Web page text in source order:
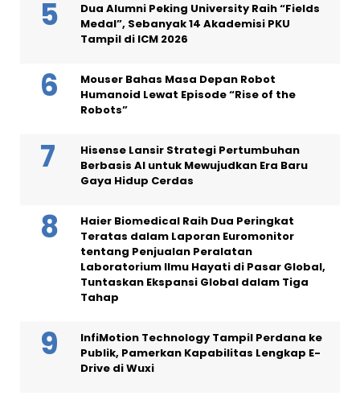
Dua Alumni Peking University Raih “Fields
Medal”, Sebanyak 14 Akademisi PKU
Tampil di ICM 2026
Mouser Bahas Masa Depan Robot
Humanoid Lewat Episode “Rise of the
Robots”
Hisense Lansir Strategi Pertumbuhan
Berbasis AI untuk Mewujudkan Era Baru
Gaya Hidup Cerdas
Haier Biomedical Raih Dua Peringkat
Teratas dalam Laporan Euromonitor
tentang Penjualan Peralatan
Laboratorium Ilmu Hayati di Pasar Global,
Tuntaskan Ekspansi Global dalam Tiga
Tahap
InfiMotion Technology Tampil Perdana ke
Publik, Pamerkan Kapabilitas Lengkap E-
Drive di Wuxi